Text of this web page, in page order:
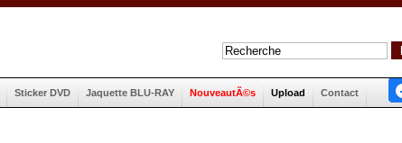
Sticker DVD Jaquette BLU-RAY NouveautÃ©s Upload Contact